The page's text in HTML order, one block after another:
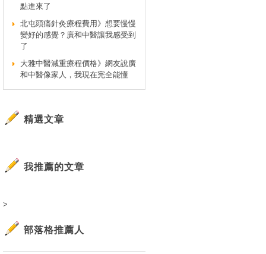
點進來了
北屯頭痛針灸療程費用》想要慢慢
變好的感覺？廣和中醫讓我感受到
了
大雅中醫減重療程價格》網友說廣
和中醫像家人，我現在完全能懂
精選文章
我推薦的文章
>
部落格推薦人